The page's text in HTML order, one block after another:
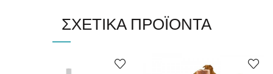
ΣΧΕΤΙΚΆ ΠΡΟΪΌΝΤΑ